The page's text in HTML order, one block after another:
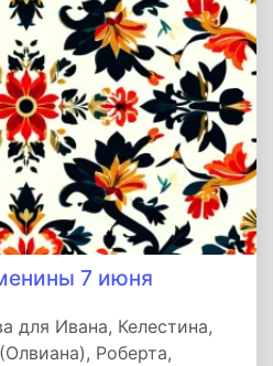
напоминают о
с землей и
становится символом
страха, надежды и веры.
7 июня
для Ивана, Келестина,
Роберта,